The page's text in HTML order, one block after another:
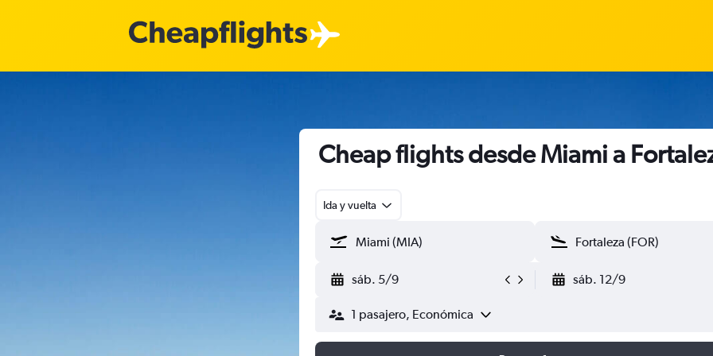
Cheap flights desde Miami a
Ida y vuelta
sáb. 5/9 sáb. 12/9
1 pasajero, Económica